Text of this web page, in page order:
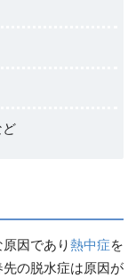
因であり熱中症を
の脱水症は原因が